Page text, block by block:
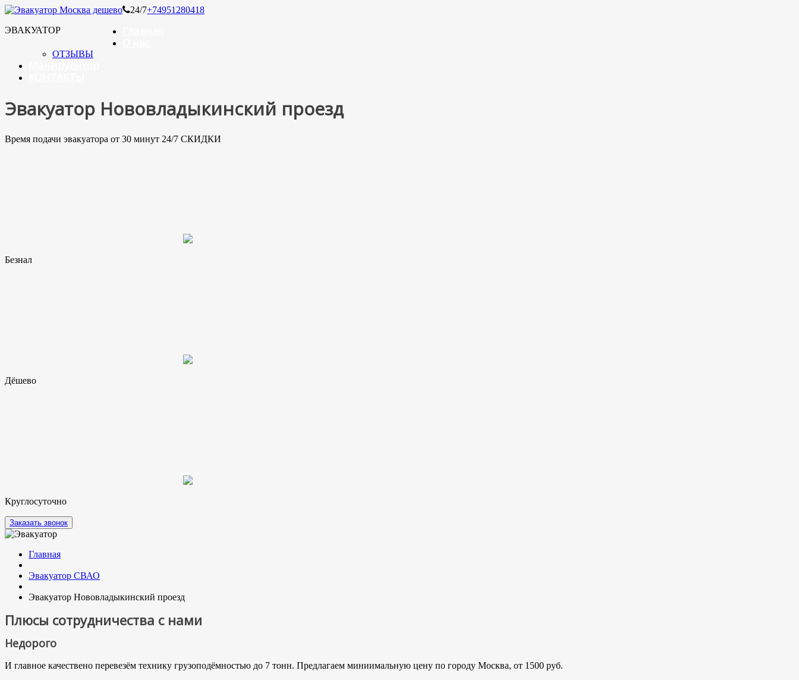
ЭВАКУАТОР
24/7+74951280418
ОТЗЫВЫ
Эвакуатор Нововладыкинский проезд
Время подачи эвакуатора от 30 минут 24/7 СКИДКИ
Безнал
Дёшево
Круглосуточно
Заказать звонок
Главная
Эвакуатор СВАО
Эвакуатор Нововладыкинский проезд
Плюсы сотрудничества с нами
Недорого
И главное качествено перевезём технику грузоподёмностью до 7 тонн. Предлагаем миниимальную цену по городу Москва, от 1500 руб.